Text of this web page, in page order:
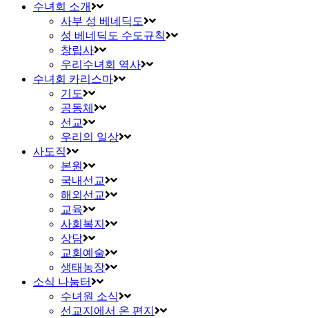
수녀회 소개
사부 성 베네딕도
성 베네딕도 수도규칙
창립사
우리수녀회 역사
수녀회 카리스마
기도
공동체
선교
우리의 일상
사도직
본원
국내선교
해외선교
교육
사회복지
상담
교회예술
생태농장
소식 나눔터
수녀원 소식
선교지에서 온 편지